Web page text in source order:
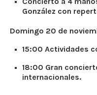
González con
Domingo 20 de
15:00 Actividades
18:00 Gran
internacionales.